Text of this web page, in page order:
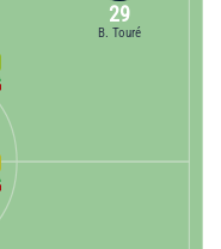
29
B. Touré